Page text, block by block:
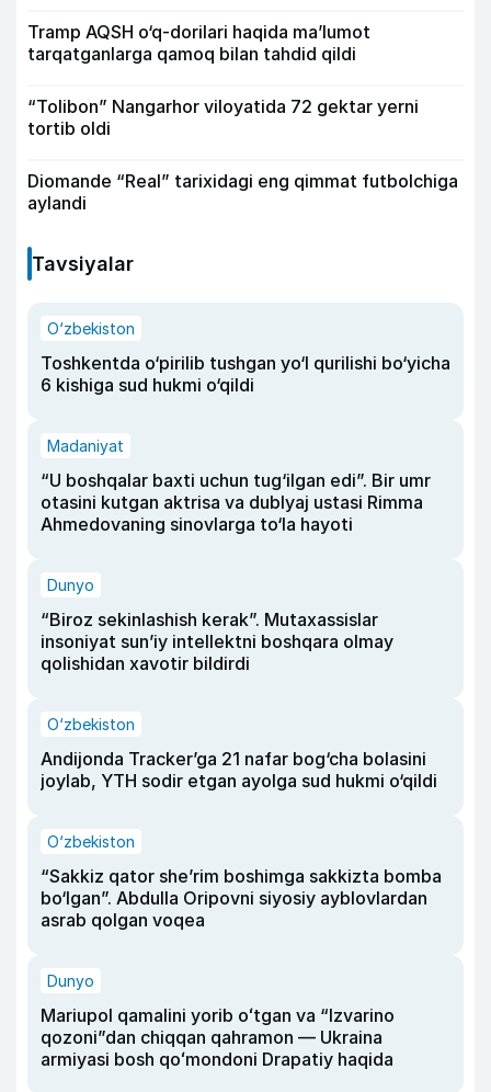
Tramp AQSH o‘q-dorilari haqida ma’lumot
tarqatganlarga qamoq bilan tahdid qildi
“Tolibon” Nangarhor viloyatida 72 gektar yerni
tortib oldi
Diomande “Real” tarixidagi eng qimmat futbolchiga
aylandi
Tavsiyalar
O‘zbekiston
Toshkentda o‘pirilib tushgan yo‘l qurilishi bo‘yicha
6 kishiga sud hukmi o‘qildi
Madaniyat
“U boshqalar baxti uchun tug‘ilgan edi”. Bir umr
otasini kutgan aktrisa va dublyaj ustasi Rimma
Ahmedovaning sinovlarga to‘la hayoti
Dunyo
“Biroz sekinlashish kerak”. Mutaxassislar
insoniyat sun’iy intellektni boshqara olmay
qolishidan xavotir bildirdi
O‘zbekiston
Andijonda Tracker’ga 21 nafar bog‘cha bolasini
joylab, YTH sodir etgan ayolga sud hukmi o‘qildi
O‘zbekiston
“Sakkiz qator she’rim boshimga sakkizta bomba
bo‘lgan”. Abdulla Oripovni siyosiy ayblovlardan
asrab qolgan voqea
Dunyo
Mariupol qamalini yorib oʻtgan va “Izvarino
qozoni”dan chiqqan qahramon — Ukraina
armiyasi bosh qoʻmondoni Drapatiy haqida